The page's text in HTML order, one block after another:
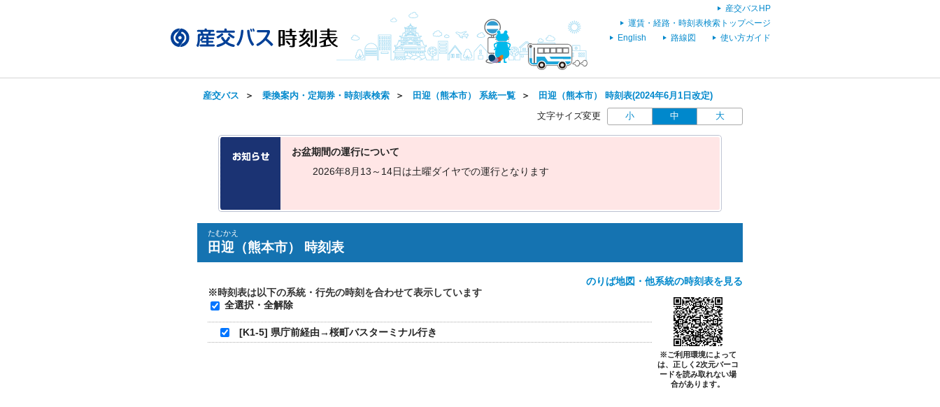
産交バスHP
運賃・経路・時刻表検索トップページ
English
路線図 使い方ガイド
産交バス ＞ 乗換案内・定期券・時刻表検索 ＞ 田迎（熊本市） 系統一覧 ＞ 田迎（熊本市） 時刻表(2024年6月1日改定)
文字サイズ変更 小 中 大
お盆期間の運行について
2026年8 月 13 ～ 14日は土曜ダイヤでの運行と な り ます
たむかえ
田迎（熊本市） 時刻表
のりば地図・他系統の時刻表を見る
※時刻表は以下の系統・行先の時刻を合わせて表示しています
全選択・全解除
[K1-5] 県庁前経由→桜町バスターミナル行き
※ご利用環境によって
は、正しく2次元バーコ
ードを読み取れない場
合があります。